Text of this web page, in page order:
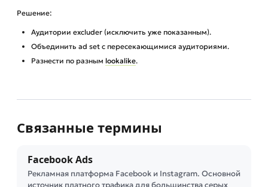
Решение:
Аудитории excluder (исключить уже показанным).
Объединить ad set с пересекающимися аудиториями.
Разнести по разным lookalike.
Связанные термины
Facebook Ads
Рекламная платформа Facebook и Instagram. Основной
источник платного трафика для большинства серых